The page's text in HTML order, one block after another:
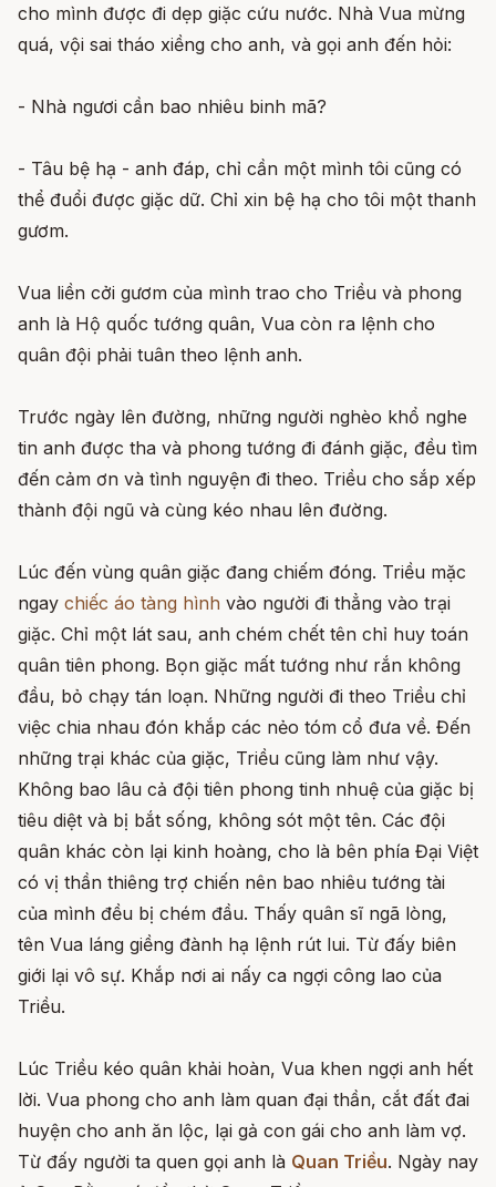
cho mình được đi dẹp giặc cứu nước. Nhà Vua mừng
quá, vội sai tháo xiềng cho anh, và gọi anh đến hỏi:
- Nhà ngươi cần bao nhiêu binh mã?
- Tâu bệ hạ - anh đáp, chỉ cần một mình tôi cũng có
thể đuổi được giặc dữ. Chỉ xin bệ hạ cho tôi một thanh
gươm.
Vua liền cởi gươm của mình trao cho Triều và phong
anh là Hộ quốc tướng quân, Vua còn ra lệnh cho
quân đội phải tuân theo lệnh anh.
Trước ngày lên đường, những người nghèo khổ nghe
tin anh được tha và phong tướng đi đánh giặc, đều tìm
đến cảm ơn và tình nguyện đi theo. Triều cho sắp xếp
thành đội ngũ và cùng kéo nhau lên đường.
Lúc đến vùng quân giặc đang chiếm đóng. Triều mặc
ngay chiếc áo tàng hình vào người đi thẳng vào trại
giặc. Chỉ một lát sau, anh chém chết tên chỉ huy toán
quân tiên phong. Bọn giặc mất tướng như rắn không
đầu, bỏ chạy tán loạn. Những người đi theo Triều chỉ
việc chia nhau đón khắp các nẻo tóm cổ đưa về. Đến
những trại khác của giặc, Triều cũng làm như vậy.
Không bao lâu cả đội tiên phong tinh nhuệ của giặc bị
tiêu diệt và bị bắt sống, không sót một tên. Các đội
quân khác còn lại kinh hoàng, cho là bên phía Đại Việt
có vị thần thiêng trợ chiến nên bao nhiêu tướng tài
của mình đều bị chém đầu. Thấy quân sĩ ngã lòng,
tên Vua láng giềng đành hạ lệnh rút lui. Từ đấy biên
giới lại vô sự. Khắp nơi ai nấy ca ngợi công lao của
Triều.
Lúc Triều kéo quân khải hoàn, Vua khen ngợi anh hết
lời. Vua phong cho anh làm quan đại thần, cắt đất đai
huyện cho anh ăn lộc, lại gả con gái cho anh làm vợ.
Từ đấy người ta quen gọi anh là Quan Triều. Ngày nay